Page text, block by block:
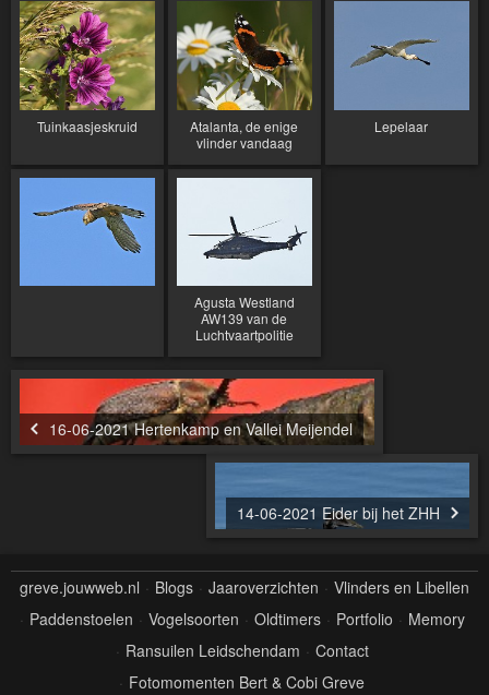
Tuinkaasjeskruid
Atalanta, de enige
vlinder vandaag
Lepelaar
Agusta Westland
AW139 van de
Luchtvaartpolitie
16-06-2021 Hertenkamp en Vallei Meijendel
14-06-2021 Eider bij het ZHH
greve.jouwweb.nl Blogs Jaaroverzichten
Vlinders en Libellen
Paddenstoelen
Vogelsoorten Oldtimers Portfolio
Memory
Ransuilen Leidschendam
Contact
Fotomomenten Bert & Cobi Greve